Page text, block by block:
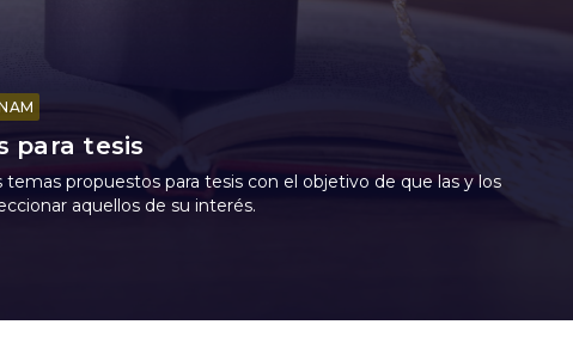
para tesis
temas propuestos para tesis con el objetivo de que las y los
aquellos de su interés.